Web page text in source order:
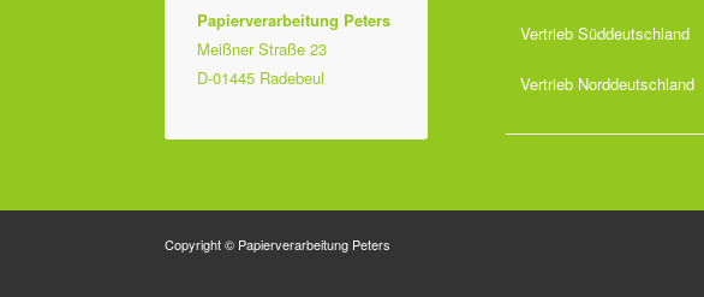
Papierverarbeitung Peters
Meißner Straße 23
D-01445 Radebeul
Vertrieb Süddeutschland
Vertrieb Norddeutschland
Copyright © Papierverarbeitung Peters